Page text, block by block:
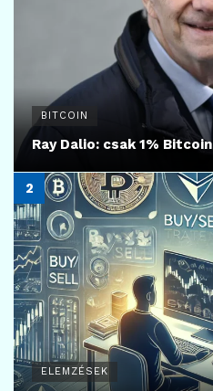
BITCOIN
Ray Dalio: csak 1% Bitcoin
ELEMZÉSEK